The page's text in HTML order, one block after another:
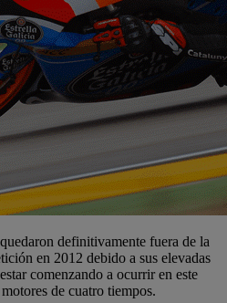
definitivamente fuera de la
en 2012 debido a sus elevadas
comenzando a ocurrir en este
de cuatro tiempos.